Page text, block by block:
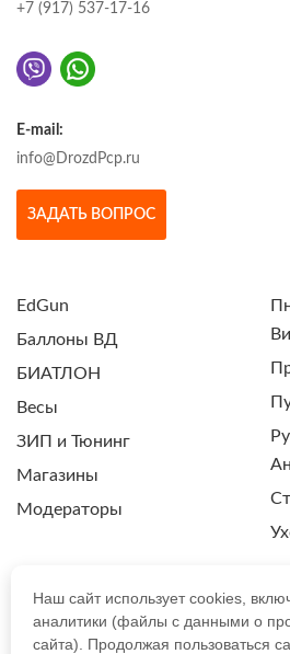
+7 (917) 537-17-16
E-mail:
info@DrozdPcp.ru
ЗАДАТЬ ВОПРОС
EdGun
Баллоны ВД
БИАТЛОН
Весы
ЗИП и Тюнинг
Магазины
Модераторы
ПОЛИТИКА
Наш сайт использует cookies,
аналитики (файлы с данными о
сайта). Продолжая пользоваться